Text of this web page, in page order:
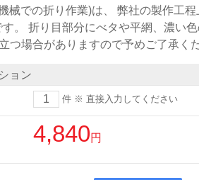
械での折り作業)は、 弊社の製作工
。 折り目部分にべタや平網、濃い
つ場合がありますので予めご了承く
ョン
件 ※ 直接入力してください
4,840円